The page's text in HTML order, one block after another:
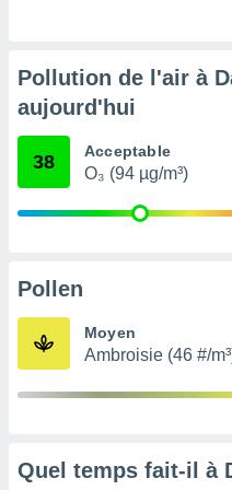
ou
de la
des
notre
Pollution de l'air à
aujourd'hui
38 Acceptable
O₃ (94 µg/m³)
Pollen
Moyen
Ambroisie (46 #/
Quel temps fait-il à